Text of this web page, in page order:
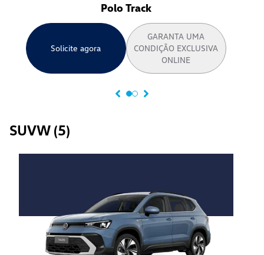
Polo Track
Solicite agora
GARANTA UMA
CONDIÇÃO EXCLUSIVA
ONLINE
SUVW(5)